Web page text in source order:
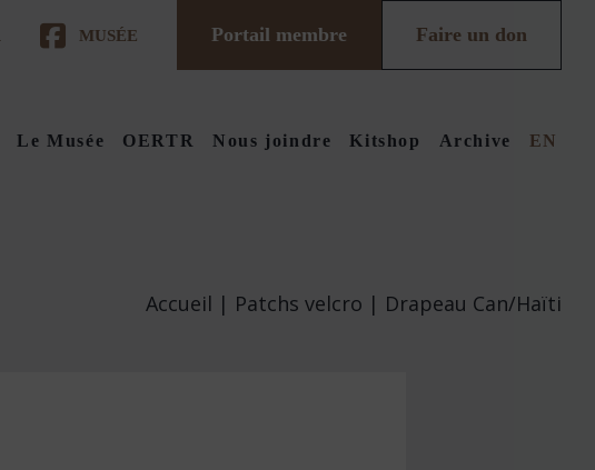
MUSÉE Portail membre Faire un don
Le Musée OERTR Nous joindre Kitshop Archive EN
Accueil | Patchs velcro | Drapeau Can/Haïti